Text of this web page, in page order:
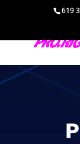
619